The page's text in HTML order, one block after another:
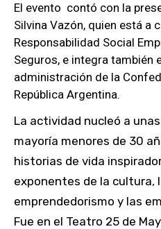
El evento contó con la
Silvina Vazón, quien está a
Responsabilidad Social
Seguros, e integra también
administración de la
República Argentina.
La actividad nucleó a
mayoría menores de 30
historias de vida
exponentes de la cultura,
emprendedorismo y las
Fue en el Teatro 25 de